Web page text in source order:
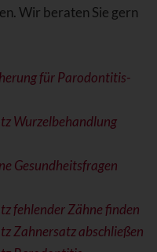
Wir beraten Sie gern
für Parodontitis-
Wurzelbehandlung
Gesundheitsfragen
fehlender Zähne finden
Zahnersatz abschließen